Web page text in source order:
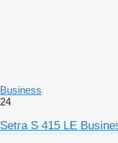
Business
24
Setra S 415 LE